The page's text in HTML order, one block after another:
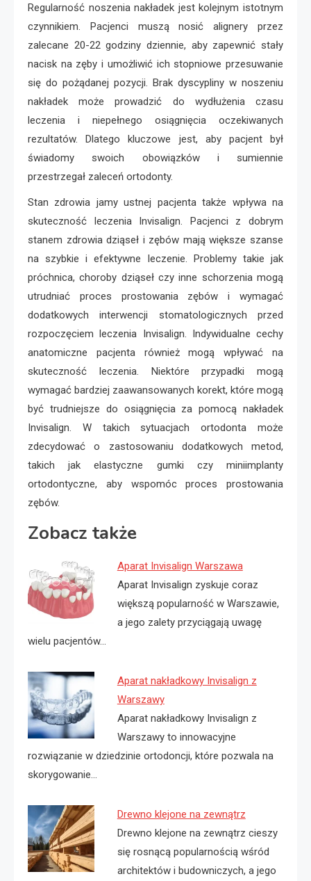
Regularność noszenia nakładek jest kolejnym istotnym
czynnikiem. Pacjenci muszą nosić alignery przez
zalecane 20-22 godziny dziennie, aby zapewnić stały
nacisk na zęby i umożliwić ich stopniowe przesuwanie
się do pożądanej pozycji. Brak dyscypliny w noszeniu
nakładek może prowadzić do wydłużenia czasu
leczenia i niepełnego osiągnięcia oczekiwanych
rezultatów. Dlatego kluczowe jest, aby pacjent był
świadomy swoich obowiązków i sumiennie
przestrzegał zaleceń ortodonty.
Stan zdrowia jamy ustnej pacjenta także wpływa na
skuteczność leczenia Invisalign. Pacjenci z dobrym
stanem zdrowia dziąseł i zębów mają większe szanse
na szybkie i efektywne leczenie. Problemy takie jak
próchnica, choroby dziąseł czy inne schorzenia mogą
utrudniać proces prostowania zębów i wymagać
dodatkowych interwencji stomatologicznych przed
rozpoczęciem leczenia Invisalign. Indywidualne cechy
anatomiczne pacjenta również mogą wpływać na
skuteczność leczenia. Niektóre przypadki mogą
wymagać bardziej zaawansowanych korekt, które mogą
być trudniejsze do osiągnięcia za pomocą nakładek
Invisalign. W takich sytuacjach ortodonta może
zdecydować o zastosowaniu dodatkowych metod,
takich jak elastyczne gumki czy miniimplanty
ortodontyczne, aby wspomóc proces prostowania
zębów.
Zobacz także
Aparat Invisalign Warszawa
Aparat Invisalign zyskuje coraz
większą popularność w Warszawie,
a jego zalety przyciągają uwagę
wielu pacjentów…
Aparat nakładkowy Invisalign z
Warszawy
Aparat nakładkowy Invisalign z
Warszawy to innowacyjne
rozwiązanie w dziedzinie ortodoncji, które pozwala na
skorygowanie…
Drewno klejone na zewnątrz
Drewno klejone na zewnątrz cieszy
się rosnącą popularnością wśród
architektów i budowniczych, a jego